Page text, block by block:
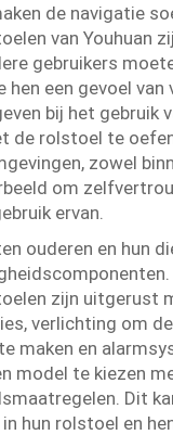
de navigatie
van Youhuan
gebruikers
hen een gevoel van
bij het gebruik
de rolstoel te
zowel
om
ervan.
ouderen en hun
zijn uitgerust
verlichting om
maken en
model te kiezen
Dit
hun rolstoel en